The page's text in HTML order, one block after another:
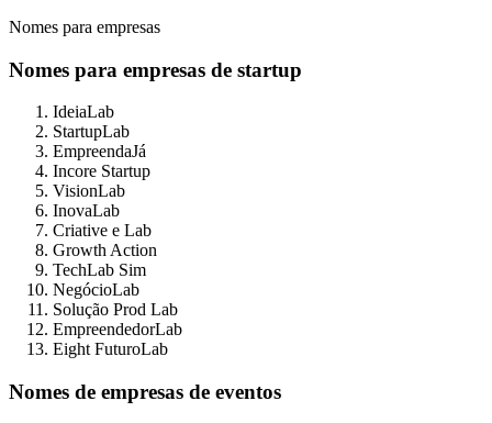
Nomes para empresas
Nomes para empresas de startup
IdeiaLab
StartupLab
EmpreendaJá
Incore Startup
VisionLab
InovaLab
Criative e Lab
Growth Action
TechLab Sim
NegócioLab
Solução Prod Lab
EmpreendedorLab
Eight FuturoLab
Nomes de empresas de eventos